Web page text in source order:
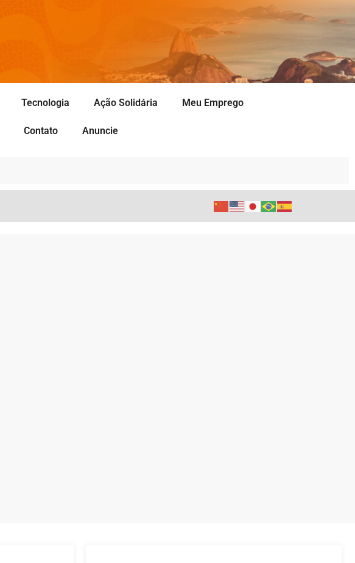
Tecnologia Ação Solidária Meu Emprego
Contato Anuncie